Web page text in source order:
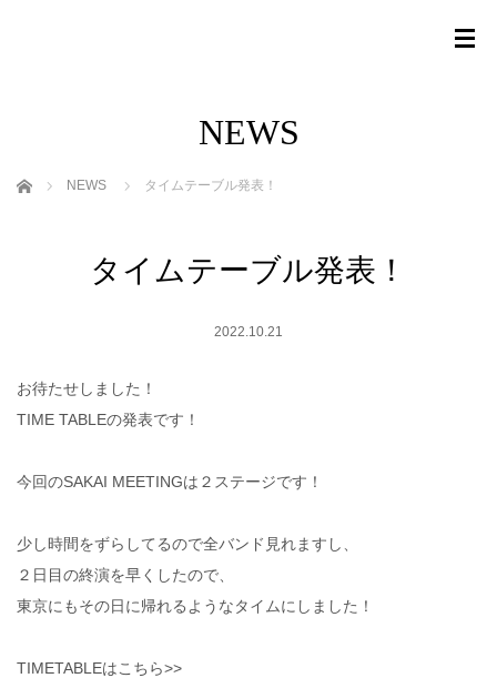
NEWS
ホーム NEWS タイムテーブル発表！
タイムテーブル発表！
2022.10.21
お待たせしました！
TIME TABLEの発表です！
今回のSAKAI MEETINGは２ステージです！
少し時間をずらしてるので全バンド見れますし、
２日目の終演を早くしたので、
東京にもその日に帰れるようなタイムにしました！
TIMETABLEはこちら>>